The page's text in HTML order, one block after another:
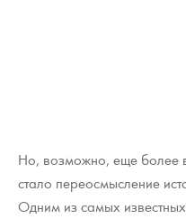
Но, возможно, еще более
стало переосмысление
Одним из самых